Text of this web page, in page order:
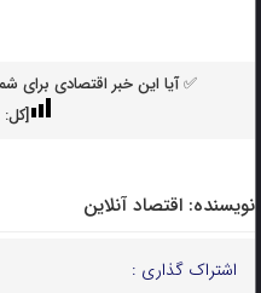
✅ آیا این خبر اقتصادی برای
[کل:
نویسنده: اقتصاد آنلاین
اشتراک گذاری :